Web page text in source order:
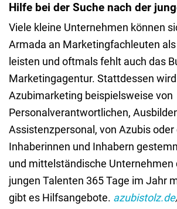
Hilfe bei der Suche nach der
Viele kleine Unternehmen können
Armada an Marketingfachleuten
leisten und oftmals fehlt auch das
Marketingagentur. Stattdessen
Azubimarketing beispielsweise von
Personalverantwortlichen,
Assistenzpersonal, von Azubis oder
Inhaberinnen und Inhabern
und mittelständische Unternehmen
jungen Talenten 365 Tage im Jahr
gibt es Hilfsangebote. azubistolz.de